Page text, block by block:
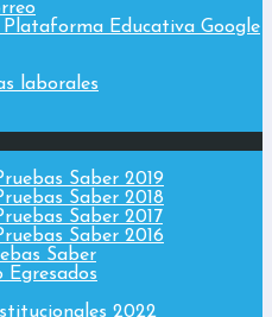
Educativa Google
laborales
Saber 2019
Saber 2018
Saber 2017
Saber 2016
Saber
Egresados
2022